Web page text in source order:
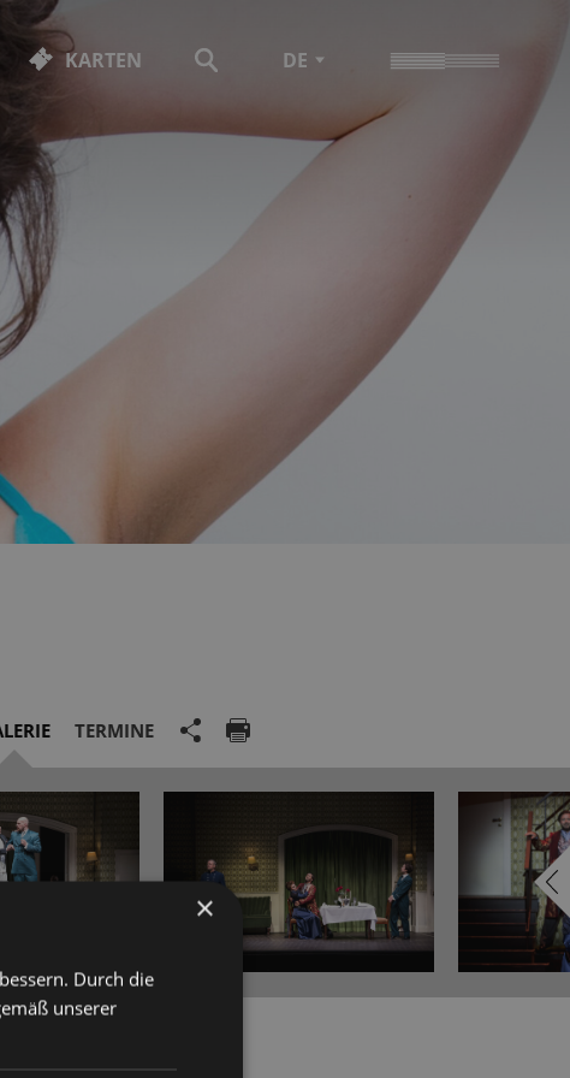
KARTEN DE
TERMINE
Wien folgte ein
u.a. bei
×
Durch die
unserer